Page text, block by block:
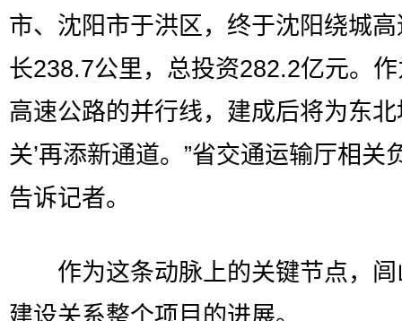
市、沈阳市于洪区，终于沈阳绕城
长238.7公里，总投资282.2亿元。
高速公路的并行线，建成后将为东北
关’再添新通道。”省交通运输厅相关
告诉记者。
作为这条动脉上的关键节点，闾
建设关系整个项目的进展。